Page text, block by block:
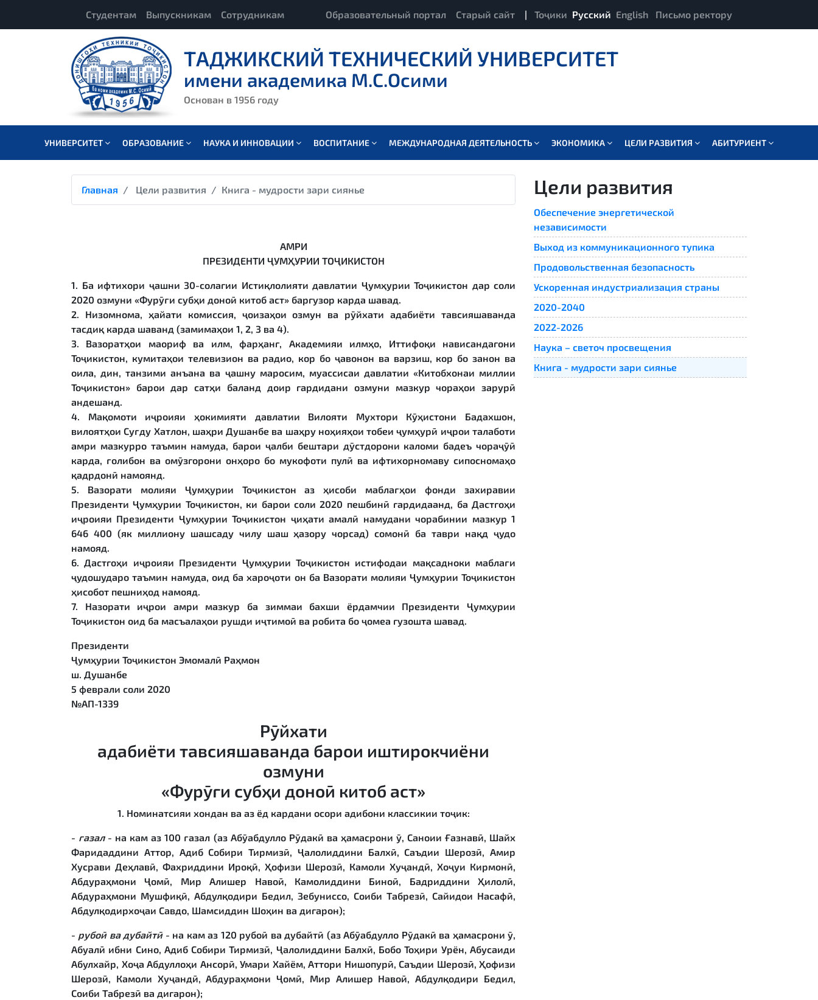
Студентам Выпускникам Сотрудникам Образовательный портал Старый сайт | Тоҷики Русский English Письмо ректору
ТАДЖИКСКИЙ ТЕХНИЧЕСКИЙ УНИВЕРСИТЕТ
имени академика М.С.Осими
Основан в 1956 году
УНИВЕРСИТЕТ ОБРАЗОВАНИЕ НАУКА И ИННОВАЦИИ ВОСПИТАНИЕ МЕЖДУНАРОДНАЯ ДЕЯТЕЛЬНОСТЬ ЭКОНОМИКА ЦЕЛИ РАЗВИТИЯ АБИТУРИЕНТ
Главная Цели развития Книга - мудрости зари сиянье
АМРИ
ПРЕЗИДЕНТИ ҶУМҲУРИИ ТОҶИКИСТОН
1. Ба ифтихори ҷашни 30-солагии Истиқлолияти давлатии Ҷумҳурии Тоҷикистон дар соли
2020 озмуни «Фурӯғи субҳи доноӣ китоб аст» баргузор карда шавад.
2. Низомнома, ҳайати комиссия, ҷоизаҳои озмун ва рӯйхати адабиёти тавсияшаванда
тасдиқ карда шаванд (замимаҳои 1, 2, 3 ва 4).
3. Вазоратҳои маориф ва илм, фарҳанг, Академияи илмҳо, Иттифоқи нависандагони
Тоҷикистон, кумитаҳои телевизион ва радио, кор бо ҷавонон ва варзиш, кор бо занон ва
оила, дин, танзими анъана ва ҷашну маросим, муассисаи давлатии «Китобхонаи миллии
Тоҷикистон» барои дар сатҳи баланд доир гардидани озмуни мазкур чораҳои зарурӣ
андешанд.
4. Мақомоти иҷроияи ҳокимияти давлатии Вилояти Мухтори Кӯҳистони Бадахшон,
вилоятҳои Суғду Хатлон, шаҳри Душанбе ва шаҳру ноҳияҳои тобеи ҷумҳурӣ иҷрои талаботи
амри мазкурро таъмин намуда, барои ҷалби бештари дӯстдорони каломи бадеъ чораҷӯӣ
карда, ғолибон ва омӯзгорони онҳоро бо мукофоти пулӣ ва ифтихорномаву сипосномаҳо
қадрдонӣ намоянд.
5. Вазорати молияи Ҷумҳурии Тоҷикистон аз ҳисоби маблағҳои фонди захиравии
Президенти Ҷумҳурии Тоҷикистон, ки барои соли 2020 пешбинӣ гардидаанд, ба Дастгоҳи
иҷроияи Президенти Ҷумҳурии Тоҷикистон ҷиҳати амалӣ намудани чорабинии мазкур 1
646 400 (як миллиону шашсаду чилу шаш ҳазору чорсад) сомонӣ ба таври нақд ҷудо
намояд.
6. Дастгоҳи иҷроияи Президенти Ҷумҳурии Тоҷикистон истифодаи мақсадноки маблағи
ҷудошударо таъмин намуда, оид ба хароҷоти он ба Вазорати молияи Ҷумҳурии Тоҷикистон
ҳисобот пешниҳод намояд.
7. Назорати иҷрои амри мазкур ба зиммаи бахши ёрдамчии Президенти Ҷумҳурии
Тоҷикистон оид ба масъалаҳои рушди иҷтимоӣ ва робита бо ҷомеа гузошта шавад.
Президенти
Ҷумҳурии Тоҷикистон Эмомалӣ Раҳмон
ш. Душанбе
5 феврали соли 2020
№АП-1339
Рӯйхати
адабиёти тавсияшаванда барои иштирокчиёни
озмуни
«Фурӯғи субҳи доноӣ китоб аст»
1. Номинатсияи хондан ва аз ёд кардани осори адибони классикии тоҷик:
- ғазал- на кам аз 100 ғазал (аз Абӯабдулло Рӯдакӣ ва ҳамасрони ӯ, Саноии Ғазнавӣ, Шайх
Фаридаддини Аттор, Адиб Собири Тирмизӣ, Ҷалолиддини Балхӣ, Саъдии Шерозӣ, Амир
Хусрави Деҳлавӣ, Фахриддини Ироқӣ, Ҳофизи Шерозӣ, Камоли Хуҷандӣ, Хоҷуи Кирмонӣ,
Абдураҳмони Ҷомӣ, Мир Алишер Навоӣ, Камолиддини Биноӣ, Бадриддини Ҳилолӣ,
Абдураҳмони Мушфиқӣ, Абдулқодири Бедил, Зебуниссо, Соиби Табрезӣ, Сайидои Насафӣ,
Абдулқодирхоҷаи Савдо, Шамсиддин Шоҳин ва дигарон);
- рубоӣва дубайтӣ- на кам аз 120 рубоӣ ва дубайтӣ (аз Абӯабдулло Рӯдакӣ ва ҳамасрони ӯ,
Абуалӣ ибни Сино, Адиб Собири Тирмизӣ, Ҷалолиддини Балхӣ, Бобо Тоҳири Урён, Абусаиди
Абулхайр, Хоҷа Абдуллоҳи Ансорӣ, Умари Хайём, Аттори Нишопурӣ, Саъдии Шерозӣ, Ҳофизи
Шерозӣ, Камоли Хуҷандӣ, Абдураҳмони Ҷомӣ, Мир Алишер Навоӣ, Абдулқодири Бедил,
Соиби Табрезӣ ва дигарон);
Цели развития
Обеспечение энергетической
независимости
Выход из коммуникационного тупика
Продовольственная безопасность
Ускоренная индустриализация страны
2020-2040
2022-2026
Наука – светоч просвещения
Книга - мудрости зари сиянье